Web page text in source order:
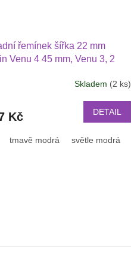
řemínek šířka 22 mm
Venu 4 45 mm, Venu 3, 2
GTR 47 mm a další s
přezkou v barvě řemínku
Skladem (2 ks)
Kč DETAIL
tmavě modrá světle modrá